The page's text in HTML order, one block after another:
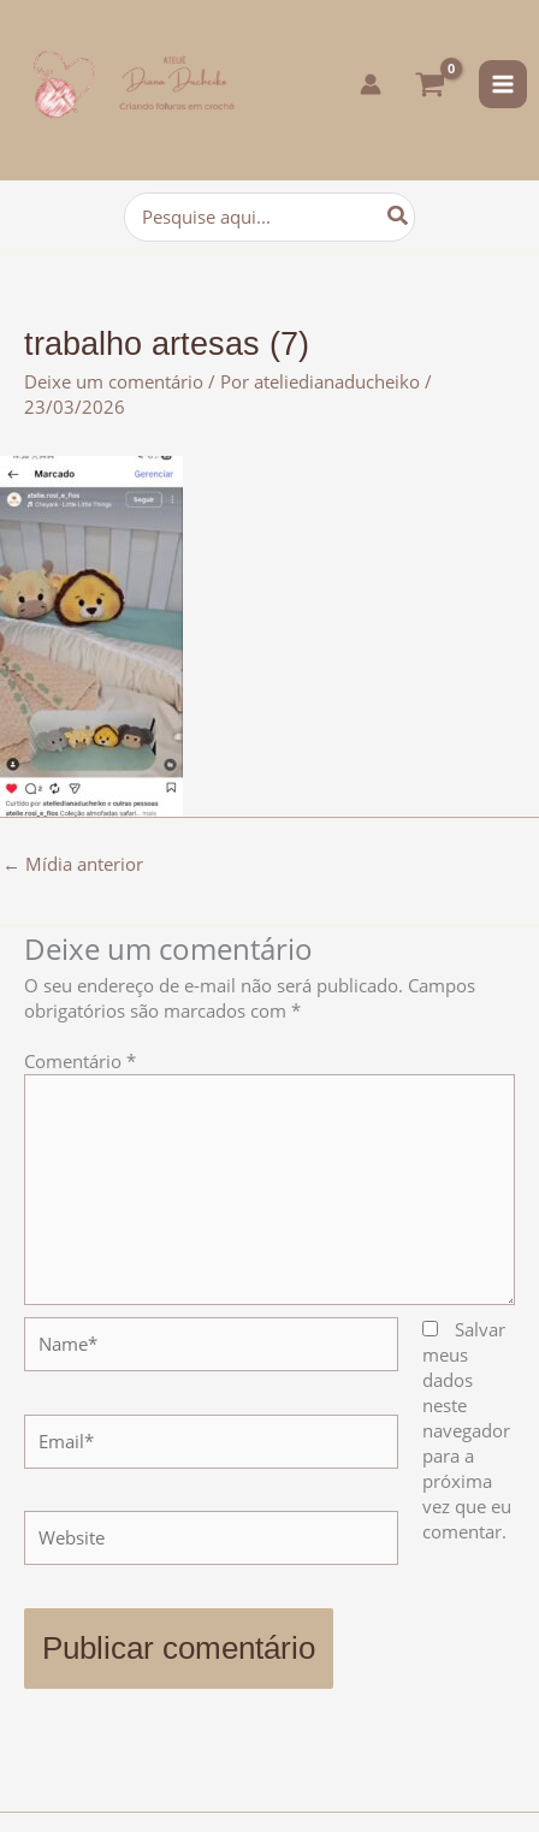
conteúdo
Procurar:
trabalho artesas (7)
Deixe um comentário / Por ateliedianaducheiko /
23/03/2026
← Mídia anterior
Deixe um comentário
O seu endereço de e-mail não será publicado. Campos
obrigatórios são marcados com *
Comentário *
Salvar
meus
dados
neste
navegador
para a
próxima
vez que eu
comentar.